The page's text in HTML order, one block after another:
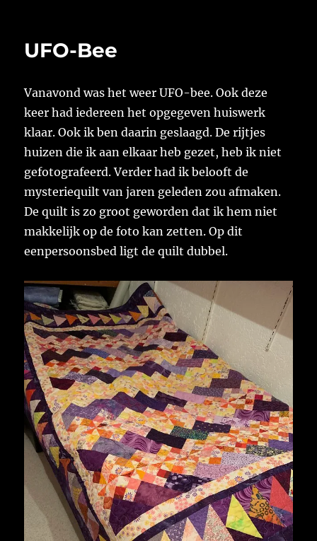
UFO-Bee
Vanavond was het weer UFO-bee. Ook deze
keer had iedereen het opgegeven huiswerk
klaar. Ook ik ben daarin geslaagd. De rijtjes
huizen die ik aan elkaar heb gezet, heb ik niet
gefotografeerd. Verder had ik belooft de
mysteriequilt van jaren geleden zou afmaken.
De quilt is zo groot geworden dat ik hem niet
makkelijk op de foto kan zetten. Op dit
eenpersoonsbed ligt de quilt dubbel.